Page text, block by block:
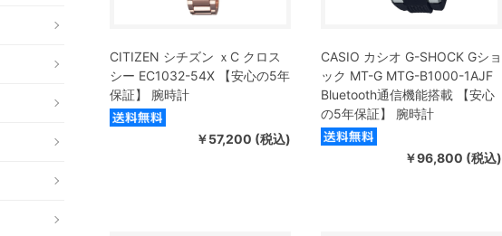
CITIZEN シチズン ｘC クロス
シー EC1032-54X 【安心の5年
保証】 腕時計
￥57,200 (税込)
CASIO カシオ G-SHOCK Gショ
ック MT-G MTG-B1000-1AJF
Bluetooth通信機能搭載 【安心
の5年保証】 腕時計
￥96,800 (税込)